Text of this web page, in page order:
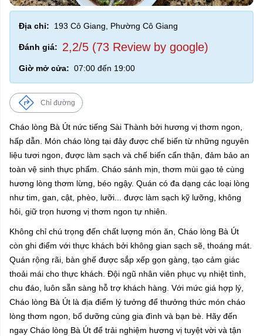
Địa chỉ: 193 Cô Giang, Phường Cô Giang
Đánh giá: 2,2/5 (73 Review by google)
Giờ mở cửa: 07:00 đến 19:00
Chỉ đường
Cháo lòng Bà Út nức tiếng Sài Thành bởi hương vị thơm ngon,
hấp dẫn. Món cháo lòng tại đây được chế biến từ những nguyên
liệu tươi ngon, được làm sạch và chế biến cẩn thận, đảm bảo an
toàn vệ sinh thực phẩm. Cháo sánh mịn, thơm mùi gạo tẻ cùng
hương lòng thơm lừng, béo ngậy. Quán có đa dạng các loại lòng
như tim, gan, cật, phèo, lưỡi... được làm sạch kỹ lưỡng, không
hôi, giữ trọn hương vị thơm ngon tự nhiên.
Không chỉ chú trọng đến chất lượng món ăn, Cháo lòng Bà Út
còn ghi điểm với thực khách bởi không gian sạch sẽ, thoáng mát.
Quán rộng rãi, bàn ghế được sắp xếp gọn gàng, tạo cảm giác
thoải mái cho thực khách. Đội ngũ nhân viên phục vụ nhiệt tình,
chu đáo, luôn sẵn sàng hỗ trợ khách hàng. Với mức giá hợp lý,
Cháo lòng Bà Út là địa điểm lý tưởng để thưởng thức món cháo
lòng thơm ngon, bổ dưỡng cùng gia đình và bạn bè. Hãy đến
ngay Cháo lòng Bà Út để trải nghiệm hương vị tuyệt vời và tận